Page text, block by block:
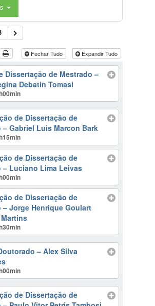
Fechar Tudo Expandir Tudo
Dissertação de Mestrado –
Debatin Tomasi
de Dissertação de
– Gabriel Luis Marcon Bark
de Dissertação de
– Luciano Lima Leivas
de Dissertação de
– Jorge Henrique Goulart
– Alex Silva
de Dissertação de